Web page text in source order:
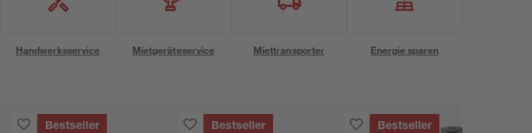
Handwerksservice Mietgeräteservice Miettransporter Energie sparen
Bestseller Bestseller Bestseller